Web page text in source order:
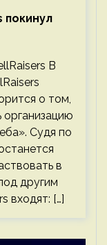
покинул
В
о том,
Судя по
в
другим
входят: […]